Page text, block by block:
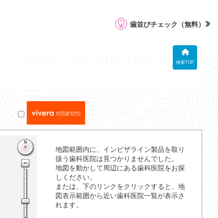
検索TOP
歯並びチェック （無料）
地図範囲内に、インビザライン製品を取り
扱う歯科医院は見つかりませんでした。
地図を動かして周辺にある歯科医院をお探
しください。
または、下のリンクをクリックすると、地
図表示範囲から近い歯科医院一覧が表示さ
れます。